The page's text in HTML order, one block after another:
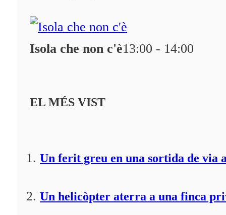
Isola che non c'è13:00 - 14:00
EL MÉS VIST
Un ferit greu en una sortida de via
Un helicòpter aterra a una finca